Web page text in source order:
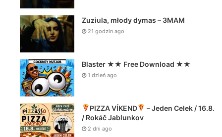
Zuziula, młody dymas – 3MAM
21 godzin ago
Blaster ★★ Free Download ★★
1 dzień ago
PIZZA VÍKEND
– Jeden Celek / 16.8.
/ Rokáč Jablunkov
2 dni ago